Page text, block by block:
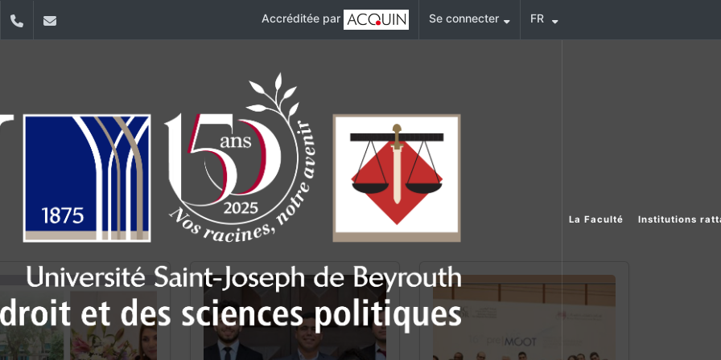
YouTube+961 (1) 421 432 Accréditée par Se connecter FR
La Faculté Institutions